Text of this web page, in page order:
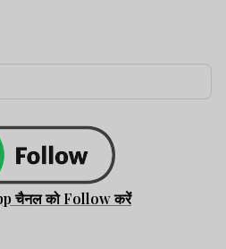
चैनल को Follow करें